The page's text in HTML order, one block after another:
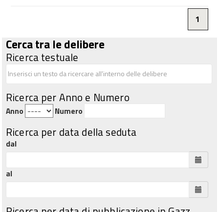
1
Cerca tra le delibere
Ricerca testuale
Ricerca per Anno e Numero
Anno Numero
Ricerca per data della seduta
dal
al